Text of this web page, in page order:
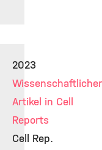
2023
Wissenschaftlicher
Artikel in Cell
Reports
Cell Rep.